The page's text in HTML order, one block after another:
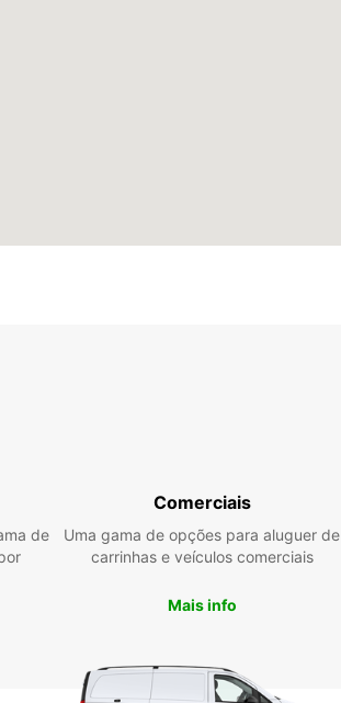
de
Comerciais
Uma gama de opções para aluguer de
carrinhas e veículos comerciais
Mais info